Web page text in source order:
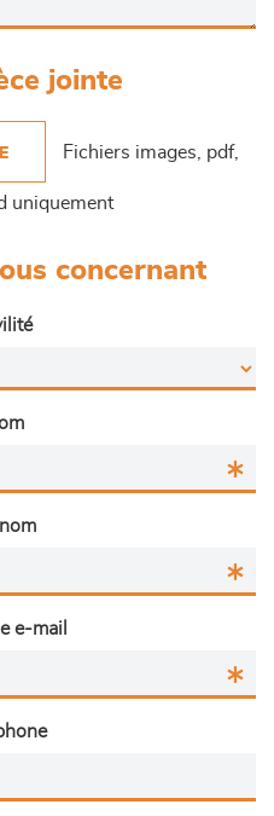
jointe
Fichiers images, pdf,
uniquement
concernant
e-mail